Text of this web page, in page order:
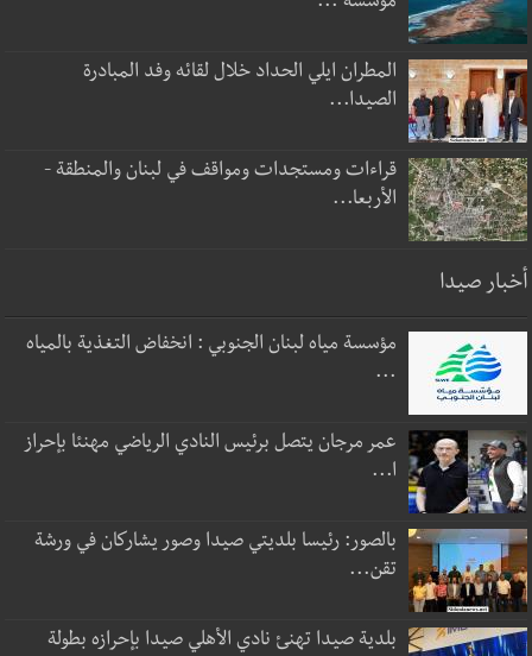
المطران ايلي الحداد خلال لقائه وفد المبادرة
الصيدا...
قراءات ومستجدات ومواقف في لبنان والمنطقة -
الأربعا...
أخبار صيدا
مؤسسة مياه لبنان الجنوبي : انخفاض التغذية بالمياه
...
عمر مرجان يتصل برئيس النادي الرياضي مهنئا بإحراز
ا...
بالصور: رئيسا بلديتي صيدا وصور يشاركان في ورشة
تقن...
بلدية صيدا تهنئ نادي الأهلي صيدا بإحرازه بطولة